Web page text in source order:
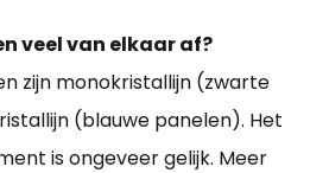
veel van elkaar af?
zijn monokristallijn (zwarte
(blauwe panelen). Het
is ongeveer gelijk. Meer